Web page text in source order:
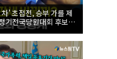
’ 초접전, 승부 가를 제
기전국당원대회 후보자
계 | 26.08.08